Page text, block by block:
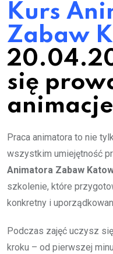
Kurs
Zabaw
się
Praca animatora to nie
wszystkim umiejętność
Animatora Zabaw
szkolenie, które
konkretny i
Podczas zajęć uczysz
kroku – od pierwszej